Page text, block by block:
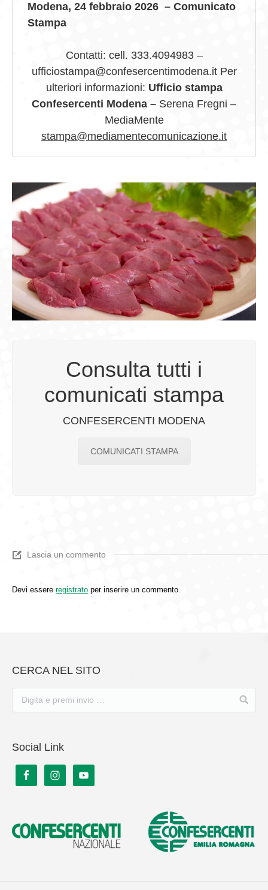
Modena, 24 febbraio 2026 – Comunicato
Stampa
Contatti: cell. 333.4094983 –
ufficiostampa@confesercentimodena.it Per
ulteriori informazioni: Ufficio stampa
Confesercenti Modena – Serena Fregni –
MediaMente
stampa@mediamentecomunicazione.it
Consulta tutti i
comunicati stampa
CONFESERCENTI MODENA
COMUNICATI STAMPA
Lascia un commento
Devi essere registrato per inserire un commento.
CERCA NEL SITO
Social Link